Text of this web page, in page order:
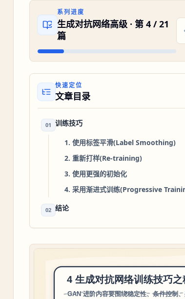
系列进度
生成对抗网络高级· 第 4/21
篇
快速定位
文章目录
01 训练技巧
1. 使用标签平滑(Label Smoothing)
2. 重新打样(Re-training)
3. 使用更强的初始化
4. 采用渐进式训练(Progressive
02 结论